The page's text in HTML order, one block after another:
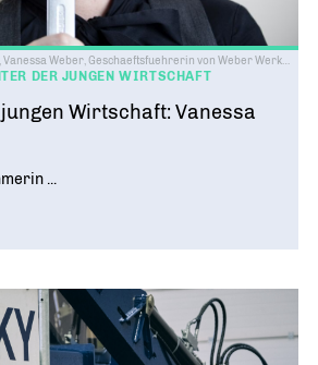
Deutschland, Aschaffenburg, Vanessa Weber, Geschaeftsfuehrerin von Weber Werkzeuge, 03/2013
DER JUNGEN WIRTSCHAFT
Wirtschaft: Vanessa
...